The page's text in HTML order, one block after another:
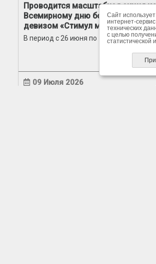
Проводится масштабная акция
Всемирному дню борьбы с
девизом «Стимул мечты – это
В период с 26 июня по 10 июля 2026
09 Июля 2026
Сайт
интернет-
технических
с целью